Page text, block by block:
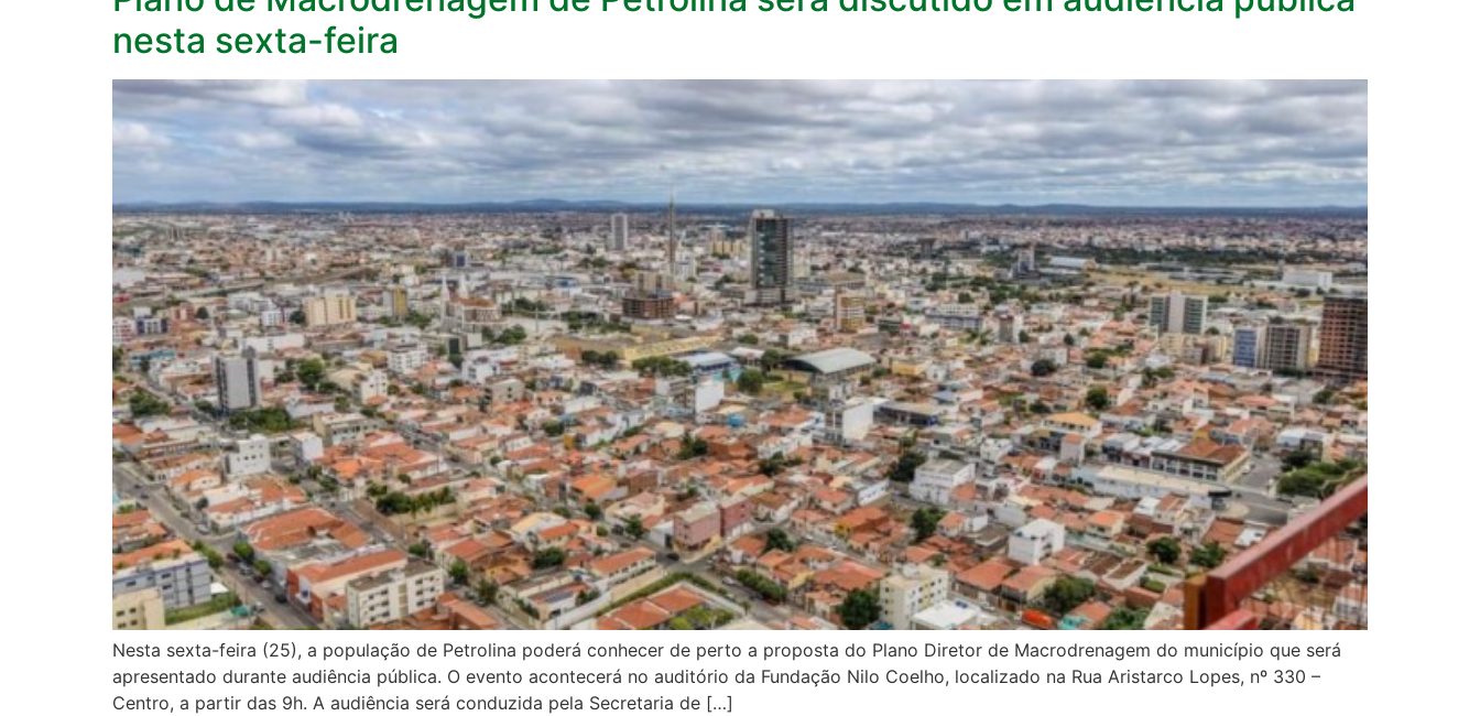
nesta sexta-feira
Nesta sexta-feira (25), a população de Petrolina poderá conhecer de perto a proposta do Plano Diretor de Macrodrenagem do município que será
apresentado durante audiência pública. O evento acontecerá no auditório da Fundação Nilo Coelho, localizado na Rua Aristarco Lopes, nº 330 –
Centro, a partir das 9h. A audiência será conduzida pela Secretaria de […]